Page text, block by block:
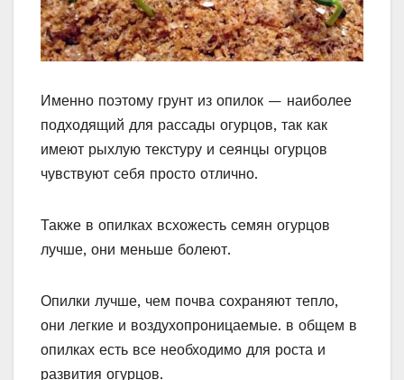
Именно поэтому грунт из опилок — наиболее
подходящий для рассады огурцов, так как
имеют рыхлую текстуру и сеянцы огурцов
чувствуют себя просто отлично.
Также в опилках всхожесть семян огурцов
лучше, они меньше болеют.
Опилки лучше, чем почва сохраняют тепло,
они легкие и воздухопроницаемые. в общем в
опилках есть все необходимо для роста и
развития огурцов.